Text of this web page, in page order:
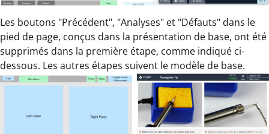
Les boutons "Précédent", "Analyses" et "Défauts" dans le
pied de page, conçus dans la présentation de base, ont été
supprimés dans la première étape, comme indiqué ci-
dessous. Les autres étapes suivent le modèle de base.